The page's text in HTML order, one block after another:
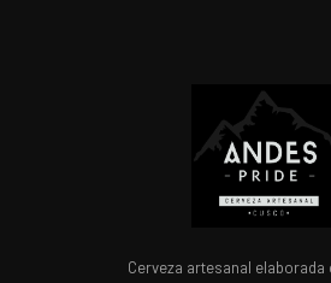
Cerveza artesanal elaborada